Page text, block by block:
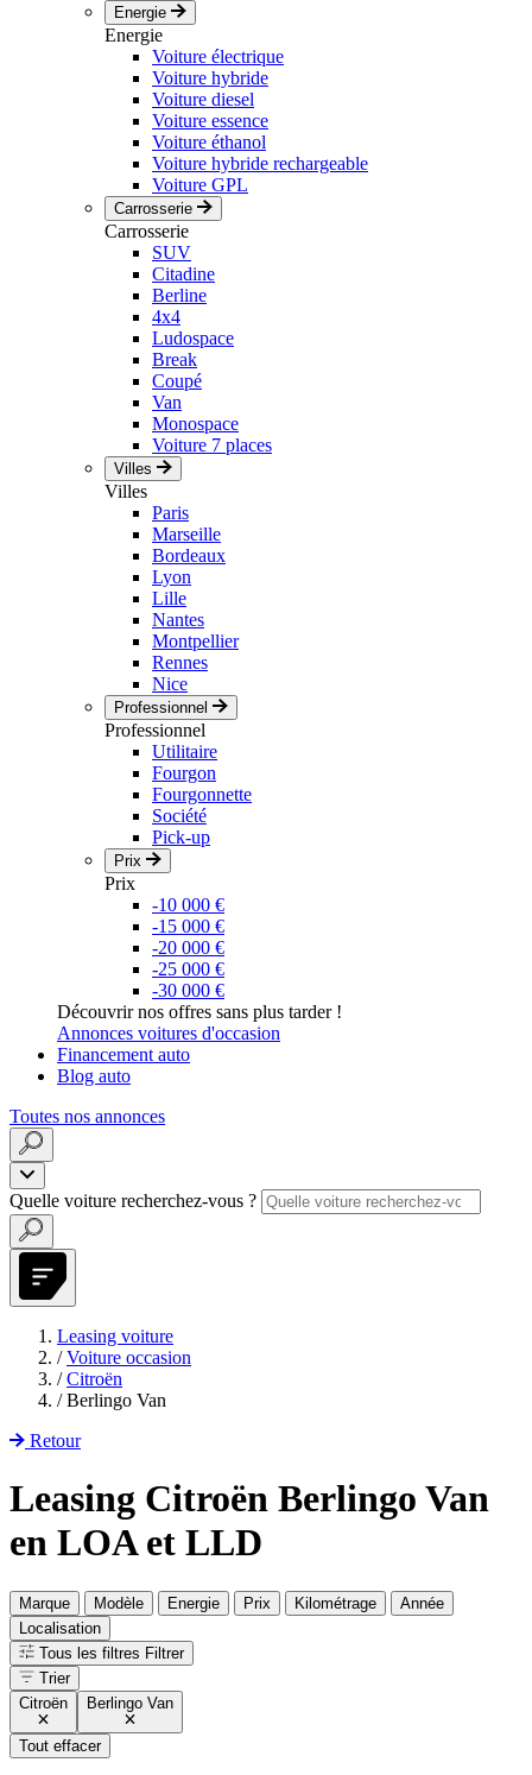
Energie
Energie
Voiture électrique
Voiture hybride
Voiture diesel
Voiture essence
Voiture éthanol
Voiture hybride rechargeable
Voiture GPL
Carrosserie
Carrosserie
SUV
Citadine
Berline
4x4
Ludospace
Break
Coupé
Van
Monospace
Voiture 7 places
Villes
Villes
Paris
Marseille
Bordeaux
Lyon
Lille
Nantes
Montpellier
Rennes
Nice
Professionnel
Professionnel
Utilitaire
Fourgon
Fourgonnette
Société
Pick-up
Prix
Prix
-10 000 €
-15 000 €
-20 000 €
-25 000 €
-30 000 €
Découvrir nos offres sans plus tarder !
Annonces voitures d'occasion
Financement auto
Blog auto
Toutes nos annonces
Quelle voiture recherchez-vous ?
Leasing voiture
/ Voiture occasion
/ Citroën
/ Berlingo Van
Retour
Leasing Citroën Berlingo Van
en LOA et LLD
Marque Modèle Energie Prix Kilométrage
Année
Localisation
Tous les filtres Filtrer
Trier
Citroën
Berlingo Van
Tout effacer